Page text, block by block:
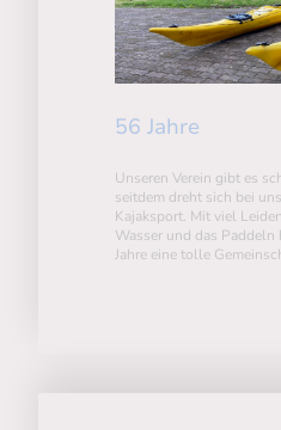
56 Jahre
Unseren Verein gibt es
seitdem dreht sich bei
Kajaksport. Mit viel
Wasser und das
Jahre eine tolle